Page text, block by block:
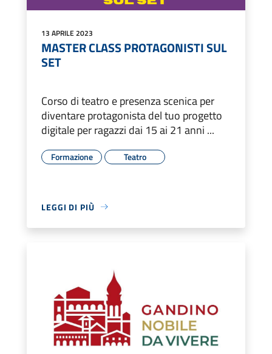
13 APRILE 2023
MASTER CLASS PROTAGONISTI SUL
SET
Corso di teatro e presenza scenica per
diventare protagonista del tuo progetto
digitale per ragazzi dai 15 ai 21 anni ...
Formazione Teatro
LEGGI DI PIÙ